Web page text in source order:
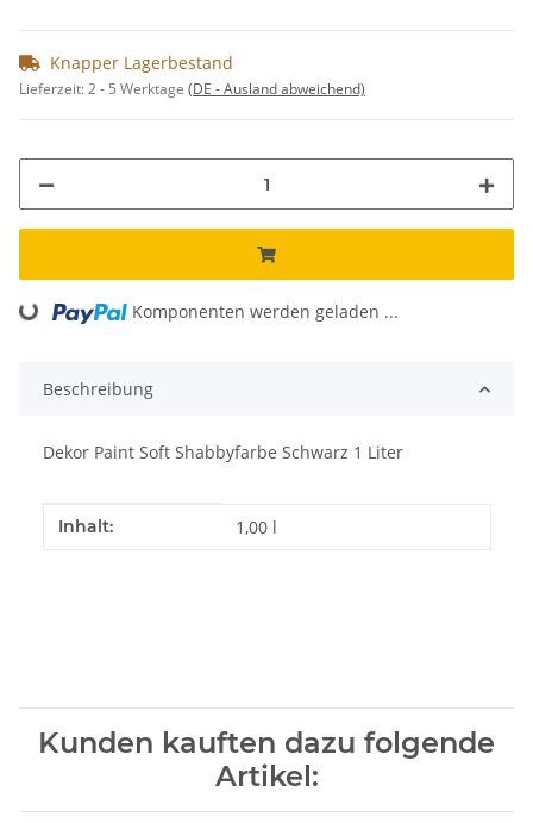
Knapper Lagerbestand
Lieferzeit:2 - 5 Werktage (DE - Ausland abweichend)
Loading... Komponenten werden geladen ...
Beschreibung
Dekor Paint Soft Shabbyfarbe Schwarz 1 Liter
Produkteigenschaft
Wert
Inhalt: 1,00 l
Kunden kauften dazu folgende
Artikel: